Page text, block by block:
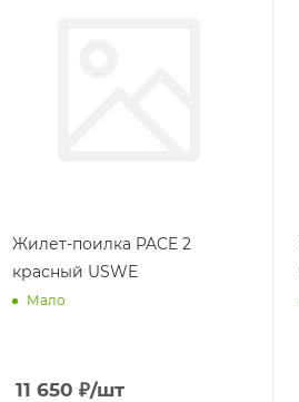
Жилет-поилка PACE 2
красный USWE
Мало
11 650 ₽/шт